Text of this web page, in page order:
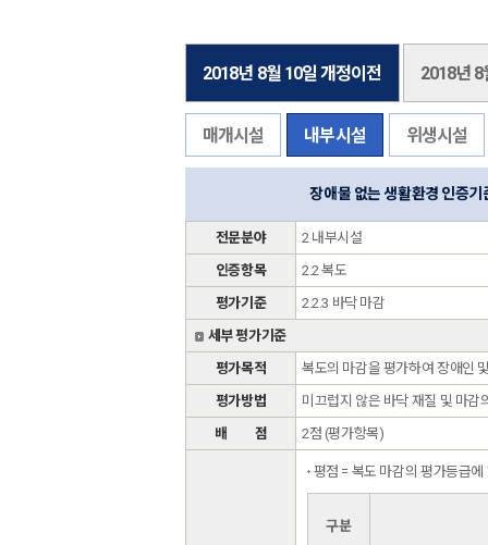
2018년 8월 10일 개정이전 2018년 8
매개시설 내부시설 위생시설
장애물 없는 생활환경 인증기
전문분야
2 내부시설
인증항목
2.2 복도
평가기준
2.2.3 바닥 마감
세부 평가기준
평가목적
복도의 마감을 평가하여 장애인
평가방법
미끄럽지 않은 바닥 재질 및 마감
배 점
2점 (평가항목)
평점 = 복도 마감의 평가등급
구분